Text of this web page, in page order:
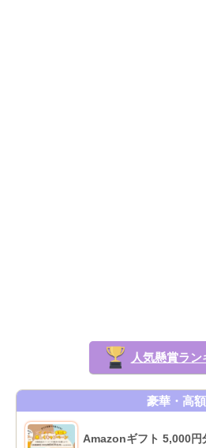
人気懸賞ラン
豪華・高額
Amazonギフト 5,000円